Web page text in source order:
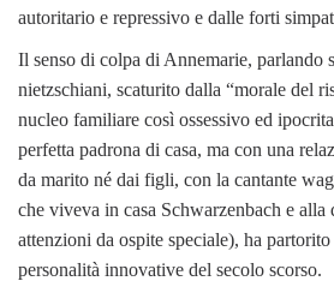
autoritario e repressivo e dalle forti
Il senso di colpa di Annemarie, parlando
nietzschiani, scaturito dalla “morale del
nucleo familiare così ossessivo ed
perfetta padrona di casa, ma con una
da marito né dai figli, con la cantante
che viveva in casa Schwarzenbach e alla
attenzioni da ospite speciale), ha
personalità innovative del secolo scorso.